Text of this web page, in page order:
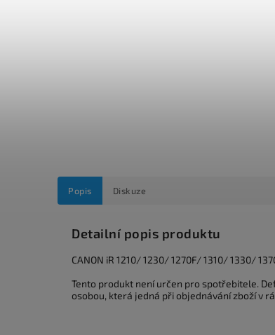
Popis Diskuze
Detailní popis produktu
CANON iR 1210/ 1230/ 1270F/ 1310/ 1330/
Tento produkt není určen pro spotřebitele.
osobou, která jedná při objednávání zboží v